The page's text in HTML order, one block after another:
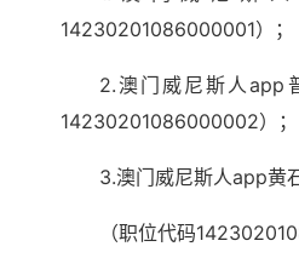
14230201086000001）；
2.澳门威尼斯人app
14230201086000002）；
3.澳门威尼斯人app黄
（职位代码